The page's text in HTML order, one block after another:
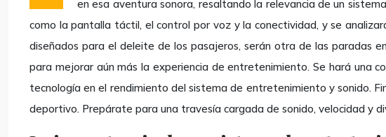
en esa aventura sonora, resaltando la relevancia de un
como la pantalla táctil, el control por voz y la conectividad, y se
diseñados para el deleite de los pasajeros, serán otra de las paradas
para mejorar aún más la experiencia de entretenimiento. Se hará una
tecnología en el rendimiento del sistema de entretenimiento y sonido.
deportivo. Prepárate para una travesía cargada de sonido, velocidad y